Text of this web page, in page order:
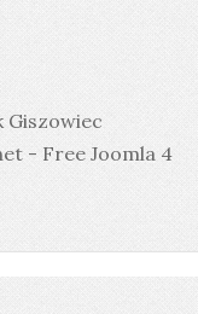
Giszowiec
- Free Joomla 4